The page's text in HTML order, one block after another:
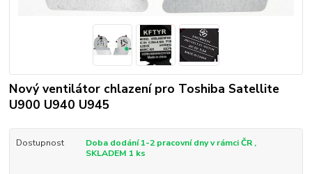
Nový ventilátor chlazení pro Toshiba Satellite
U900 U940 U945
Dostupnost
Doba dodání 1-2 pracovní dny v rámci ČR ,
SKLADEM 1 ks